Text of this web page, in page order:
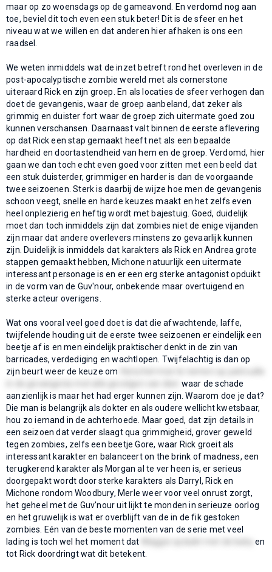
maar op zo woensdags op de gameavond. En verdomd nog aan
toe, beviel dit toch even een stuk beter! Dit is de sfeer en het
niveau wat we willen en dat anderen hier afhaken is ons een
raadsel.
We weten inmiddels wat de inzet betreft rond het overleven in de
post-apocalyptische zombie wereld met als cornerstone
uiteraard Rick en zijn groep. En als locaties de sfeer verhogen dan
doet de gevangenis, waar de groep aanbeland, dat zeker als
grimmig en duister fort waar de groep zich uitermate goed zou
kunnen verschansen. Daarnaast valt binnen de eerste aflevering
op dat Rick een stap gemaakt heeft net als een bepaalde
hardheid en doortastendheid van hem en de groep. Verdomd, hier
gaan we dan toch echt even goed voor zitten met een beeld dat
een stuk duisterder, grimmiger en harder is dan de voorgaande
twee seizoenen. Sterk is daarbij de wijze hoe men de gevangenis
schoon veegt, snelle en harde keuzes maakt en het zelfs even
heel onplezierig en heftig wordt met bajestuig. Goed, duidelijk
moet dan toch inmiddels zijn dat zombies niet de enige vijanden
zijn maar dat andere overlevers minstens zo gevaarlijk kunnen
zijn. Duidelijk is inmiddels dat karakters als Rick en Andrea grote
stappen gemaakt hebben, Michone natuurlijk een uitermate
interessant personage is en er een erg sterke antagonist opduikt
in de vorm van de Guv'nour, onbekende maar overtuigend en
sterke acteur overigens.
Wat ons vooral veel goed doet is dat die afwachtende, laffe,
twijfelende houding uit de eerste twee seizoenen er eindelijk een
beetje af is en men eindelijk praktischer denkt in de zin van
barricades, verdediging en wachtlopen. Twijfelachtig is dan op
zijn beurt weer de keuze om
waar de schade
aanzienlijk is maar het had erger kunnen zijn. Waarom doe je dat?
Die man is belangrijk als dokter en als oudere wellicht kwetsbaar,
hou zo iemand in de achterhoede. Maar goed, dat zijn details in
een seizoen dat verder slaagt qua grimmigheid, grover geweld
tegen zombies, zelfs een beetje Gore, waar Rick groeit als
interessant karakter en balanceert on the brink of madness, een
terugkerend karakter als Morgan al te ver heen is, er serieus
doorgepakt wordt door sterke karakters als Darryl, Rick en
Michone rondom Woodbury, Merle weer voor veel onrust zorgt,
het geheel met de Guv'nour uit lijkt te monden in serieuze oorlog
en het gruwelijk is wat er overblijft van de in de fik gestoken
zombies. Eén van de beste momenten van de serie met veel
lading is toch wel het moment dat
Maggie opduikt met de babyen
tot Rick doordringt wat dit betekent.